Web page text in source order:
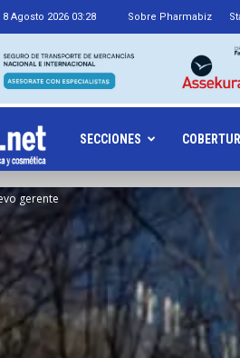
8 Agosto 2026 03:28 Sobre Pharmabiz
Pharmabiz.NET
SECCIONES
gerente